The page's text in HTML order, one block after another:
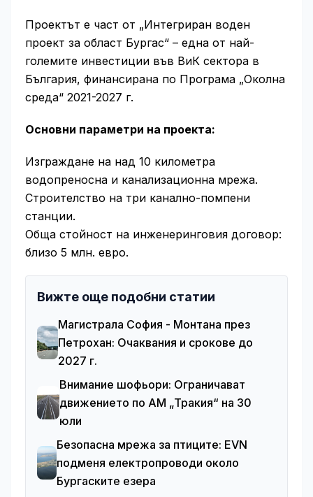
Проектът е част от „Интегриран воден
проект за област Бургас“ – една от най-
големите инвестиции във ВиК сектора в
България, финансирана по Програма „Околна
среда“ 2021-2027 г.
Основни параметри на проекта:
Изграждане на над 10 километра
водопреносна и канализационна мрежа.
Строителство на три канално-помпени
станции.
Обща стойност на инженеринговия договор:
близо 5 млн. евро.
Вижте още подобни статии
Магистрала София - Монтана през
Петрохан: Очаквания и срокове до
2027 г.
Внимание шофьори: Ограничават
движението по АМ „Тракия“ на 30
юли
Безопасна мрежа за птиците: EVN
подменя електропроводи около
Бургаските езера